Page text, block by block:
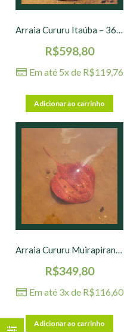
Arraia Cururu Itaúba – 36 x 22 cm
R$598,80
Em até 5x de R$119,76
Adicionar ao carrinho
Arraia Cururu Muirapiranga – 31 x 18 cm
R$349,80
Em até 3x de R$116,60
Adicionar ao carrinho